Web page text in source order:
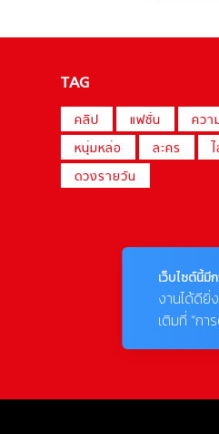
TAG
คลิป แฟชั่น ควา
หนุ่มหล่อ
ละคร
ดวงรายวัน
เว็บไซต์นี้มี
งานได้ดียิ่
เติมที่ “กา